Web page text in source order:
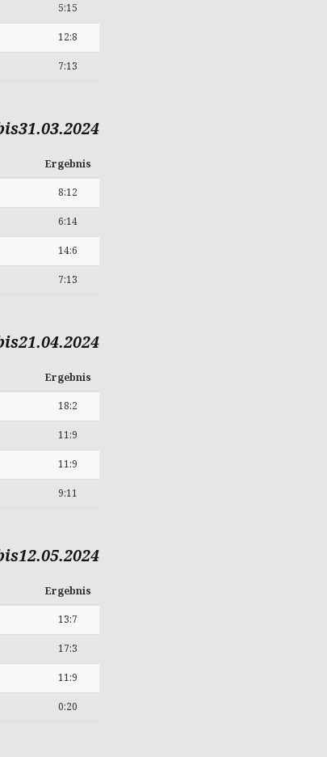
5:15
12:8
7:13
Ergebnis
8:12
6:14
14:6
7:13
Ergebnis
18:2
11:9
11:9
9:11
Ergebnis
13:7
17:3
11:9
0:20